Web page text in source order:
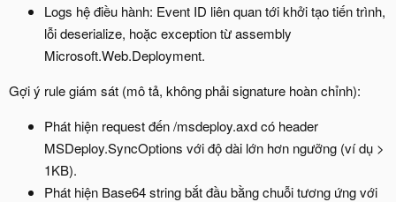
Logs hệ điều hành: Event ID liên quan tới khởi tạo tiến trình,
lỗi deserialize, hoặc exception từ assembly
Microsoft.Web.Deployment.
Gợi ý rule giám sát (mô tả, không phải signature hoàn chỉnh):
Phát hiện request đến /msdeploy.axd có header
MSDeploy.SyncOptions với độ dài lớn hơn ngưỡng (ví dụ >
1KB).
Phát hiện Base64 string bắt đầu bằng chuỗi tương ứng với